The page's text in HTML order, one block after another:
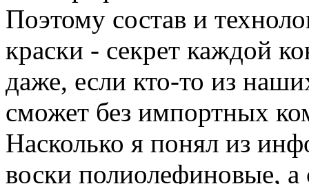
Поэтому состав и
краски - секрет каждой
даже, если кто-то из
сможет без импортных
Насколько я понял из
воски полиолефиновые,